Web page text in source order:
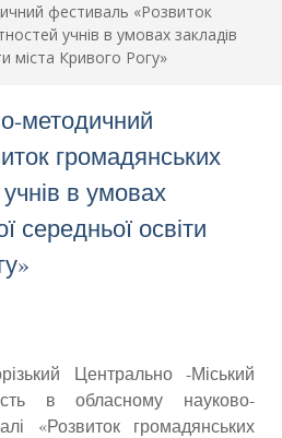
фестиваль «Розвиток
учнів в умовах закладів
міста Кривого Рогу»
методичний
громадянських
в умовах
середньої освіти
Центрально -Міський
в обласному науково-
«Розвиток громадянських